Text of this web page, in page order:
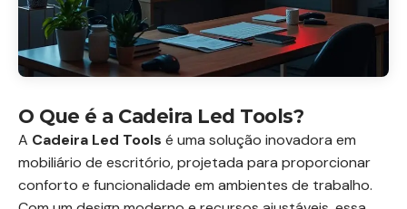
O Que é a Cadeira Led Tools?
A Cadeira Led Tools é uma solução inovadora em
mobiliário de escritório, projetada para proporcionar
conforto e funcionalidade em ambientes de trabalho.